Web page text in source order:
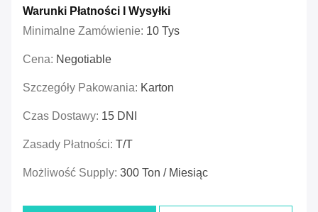
Warunki Płatności I Wysyłki
Minimalne Zamówienie: 10 Tys
Cena: Negotiable
Szczegóły Pakowania: Karton
Czas Dostawy: 15 DNI
Zasady Płatności: T/T
Możliwość Supply: 300 Ton / Miesiąc